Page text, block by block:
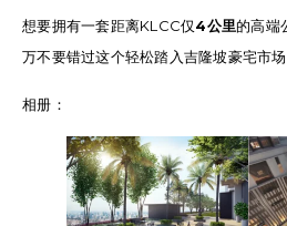
想要拥有一套距离KLCC仅4公里的高端
万不要错过这个轻松踏入吉隆坡豪宅市场
相册：